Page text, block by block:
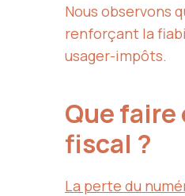
Nous observons
renforçant la
usager-impôts.
Que faire
fiscal ?
La perte du